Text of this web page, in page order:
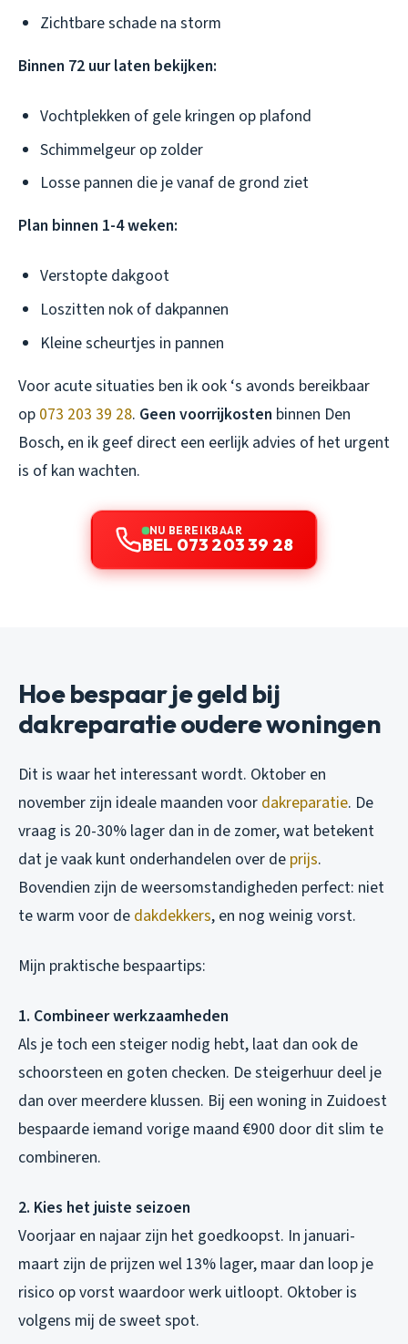
Zichtbare schade na storm
Binnen 72 uur laten bekijken:
Vochtplekken of gele kringen op plafond
Schimmelgeur op zolder
Losse pannen die je vanaf de grond ziet
Plan binnen 1-4 weken:
Verstopte dakgoot
Loszitten nok of dakpannen
Kleine scheurtjes in pannen
Voor acute situaties ben ik ook ‘s avonds bereikbaar
op 073 203 39 28. Geen voorrijkosten binnen Den
Bosch, en ik geef direct een eerlijk advies of het urgent
is of kan wachten.
NU BEREIKBAAR
BEL 073 203 39 28
Hoe bespaar je geld bij
dakreparatie oudere woningen
Dit is waar het interessant wordt. Oktober en
november zijn ideale maanden voor dakreparatie. De
vraag is 20-30% lager dan in de zomer, wat betekent
dat je vaak kunt onderhandelen over de prijs.
Bovendien zijn de weersomstandigheden perfect: niet
te warm voor de dakdekkers, en nog weinig vorst.
Mijn praktische bespaartips:
1. Combineer werkzaamheden
Als je toch een steiger nodig hebt, laat dan ook de
schoorsteen en goten checken. De steigerhuur deel je
dan over meerdere klussen. Bij een woning in Zuidoest
bespaarde iemand vorige maand €900 door dit slim te
combineren.
2. Kies het juiste seizoen
Voorjaar en najaar zijn het goedkoopst. In januari-
maart zijn de prijzen wel 13% lager, maar dan loop je
risico op vorst waardoor werk uitloopt. Oktober is
volgens mij de sweet spot.